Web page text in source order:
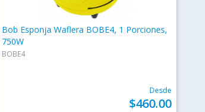
Bob Esponja Waflera BOBE4, 1 Porciones,
750W
BOBE4
Desde
$460.00